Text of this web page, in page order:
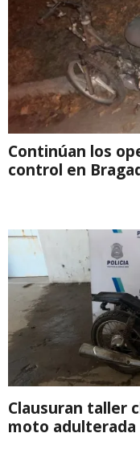
Continúan los
control en
Clausuran taller
moto adulterada